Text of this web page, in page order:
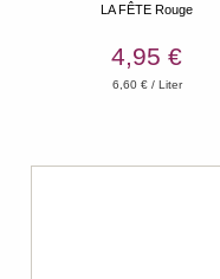
LA FÊTE Rouge
4,95 €
6,60 € / Liter